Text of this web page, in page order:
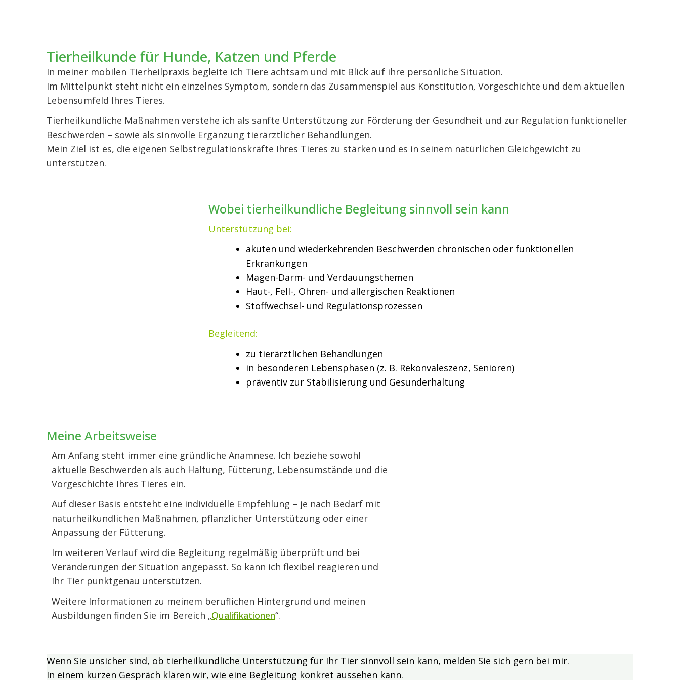
Tierheilkunde für Hunde, Katzen und Pferde
In meiner mobilen Tierheilpraxis begleite ich Tiere achtsam und mit Blick auf ihre persönliche Situation.
Im Mittelpunkt steht nicht ein einzelnes Symptom, sondern das Zusammenspiel aus Konstitution, Vorgeschichte und dem aktuellen
Lebensumfeld Ihres Tieres.
Tierheilkundliche Maßnahmen verstehe ich als sanfte Unterstützung zur Förderung der Gesundheit und zur Regulation funktioneller
Beschwerden – sowie als sinnvolle Ergänzung tierärztlicher Behandlungen.
Mein Ziel ist es, die eigenen Selbstregulationskräfte Ihres Tieres zu stärken und es in seinem natürlichen Gleichgewicht zu
unterstützen.
Wobei tierheilkundliche Begleitung sinnvoll sein kann
Unterstützung bei:
akuten und wiederkehrenden Beschwerden chronischen oder funktionellen
Erkrankungen
Magen-Darm- und Verdauungsthemen
Haut-, Fell-, Ohren- und allergischen Reaktionen
Stoffwechsel- und Regulationsprozessen
Begleitend:
zu tierärztlichen Behandlungen
in besonderen Lebensphasen (z. B. Rekonvaleszenz, Senioren)
präventiv zur Stabilisierung und Gesunderhaltung
Meine Arbeitsweise
Am Anfang steht immer eine gründliche Anamnese. Ich beziehe sowohl
aktuelle Beschwerden als auch Haltung, Fütterung, Lebensumstände und die
Vorgeschichte Ihres Tieres ein.
Auf dieser Basis entsteht eine individuelle Empfehlung – je nach Bedarf mit
naturheilkundlichen Maßnahmen, pflanzlicher Unterstützung oder einer
Anpassung der Fütterung.
Im weiteren Verlauf wird die Begleitung regelmäßig überprüft und bei
Veränderungen der Situation angepasst. So kann ich flexibel reagieren und
Ihr Tier punktgenau unterstützen.
Weitere Informationen zu meinem beruflichen Hintergrund und meinen
Ausbildungen finden Sie im Bereich „Qualifikationen“.
Wenn Sie unsicher sind, ob tierheilkundliche Unterstützung für Ihr Tier sinnvoll sein kann, melden Sie sich gern bei mir.
In einem kurzen Gespräch klären wir, wie eine Begleitung konkret aussehen kann.